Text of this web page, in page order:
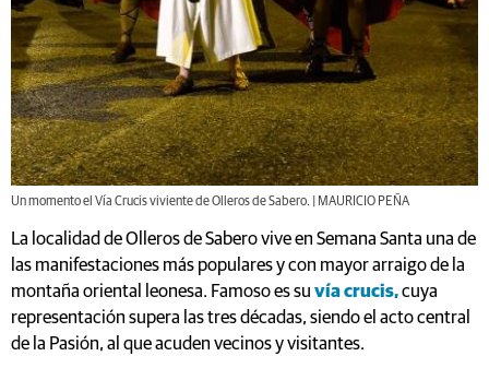
Un momento el Vía Crucis viviente de Olleros de Sabero. | MAURICIO PEÑA
La localidad de Olleros de Sabero vive en Semana Santa una de
las manifestaciones más populares y con mayor arraigo de la
montaña oriental leonesa. Famoso es su vía crucis,cuya
representación supera las tres décadas, siendo el acto central
de la Pasión, al que acuden vecinos y visitantes.